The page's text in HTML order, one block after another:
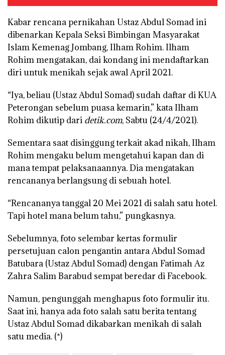
Kabar rencana pernikahan Ustaz Abdul Somad ini
dibenarkan Kepala Seksi Bimbingan Masyarakat
Islam Kemenag Jombang, Ilham Rohim. Ilham
Rohim mengatakan, dai kondang ini mendaftarkan
diri untuk menikah sejak awal April 2021.
“Iya, beliau (Ustaz Abdul Somad) sudah daftar di KUA
Peterongan sebelum puasa kemarin,” kata Ilham
Rohim dikutip dari detik.com, Sabtu (24/4/2021).
Sementara saat disinggung terkait akad nikah, Ilham
Rohim mengaku belum mengetahui kapan dan di
mana tempat pelaksanaannya. Dia mengatakan
rencananya berlangsung di sebuah hotel.
“Rencananya tanggal 20 Mei 2021 di salah satu hotel.
Tapi hotel mana belum tahu,” pungkasnya.
Sebelumnya, foto selembar kertas formulir
persetujuan calon pengantin antara Abdul Somad
Batubara (Ustaz Abdul Somad) dengan Fatimah Az
Zahra Salim Barabud sempat beredar di Facebook.
Namun, pengunggah menghapus foto formulir itu.
Saat ini, hanya ada foto salah satu berita tentang
Ustaz Abdul Somad dikabarkan menikah di salah
satu media. (*)